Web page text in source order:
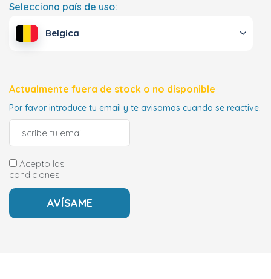
Selecciona país de uso:
Belgica
Actualmente fuera de stock o no disponible
Por favor introduce tu email y te avisamos cuando se reactive.
Acepto las
condiciones